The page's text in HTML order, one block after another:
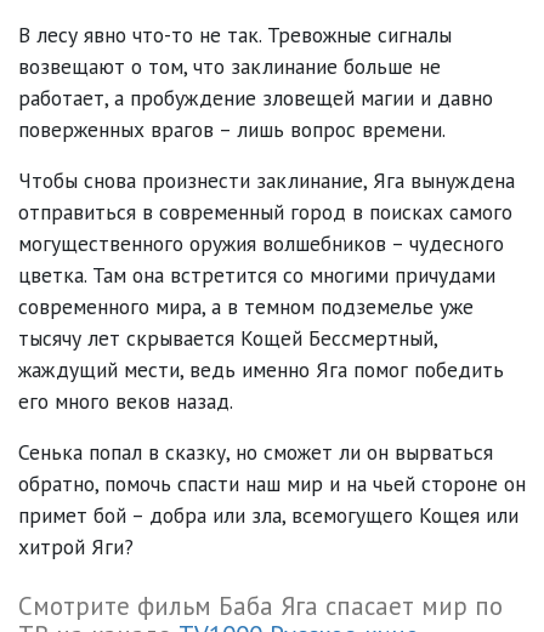
В лесу явно что-то не так. Тревожные сигналы
возвещают о том, что заклинание больше не
работает, а пробуждение зловещей магии и давно
поверженных врагов – лишь вопрос времени.
Чтобы снова произнести заклинание, Яга вынуждена
отправиться в современный город в поисках самого
могущественного оружия волшебников – чудесного
цветка. Там она встретится со многими причудами
современного мира, а в темном подземелье уже
тысячу лет скрывается Кощей Бессмертный,
жаждущий мести, ведь именно Яга помог победить
его много веков назад.
Сенька попал в сказку, но сможет ли он вырваться
обратно, помочь спасти наш мир и на чьей стороне он
примет бой – добра или зла, всемогущего Кощея или
хитрой Яги?
Смотрите фильм Баба Яга спасает мир по